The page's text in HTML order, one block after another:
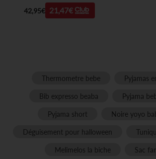
42,95€ 21,47€
Thermometre bebe
Pyjamas
Bib expresso beaba
Pyjama
Pyjama short
Noire yoyo
Déguisement pour halloween
Melimelos la biche
Sac